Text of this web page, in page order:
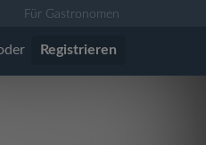
Für Gastronomen
Registrieren